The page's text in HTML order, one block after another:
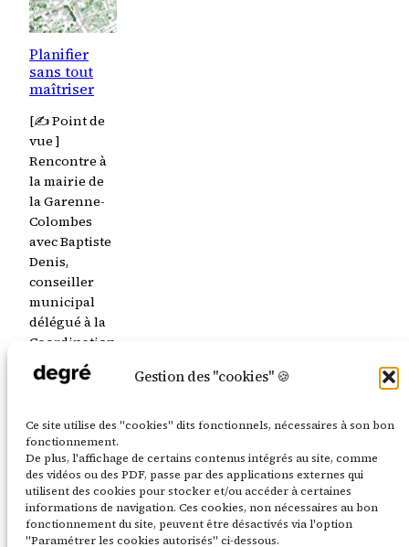
Gestion des "cookies" 🍪
Ce site utilise des "cookies" dits fonctionnels, nécessaires à son bon
fonctionnement.
De plus, l'affichage de certains contenus intégrés au site, comme
des vidéos ou des PDF, passe par des applications externes qui
utilisent des cookies pour stocker et/ou accéder à certaines
informations de navigation. Ces cookies, non nécessaires au bon
fonctionnement du site, peuvent être désactivés via l'option
"Paramétrer les cookies autorisés" ci-dessous.
Planifier
sans tout
maîtriser
[✍️ Point de
vue ]
Rencontre à
la mairie de
la Garenne-
Colombes
avec Baptiste
Denis,
conseiller
municipal
délégué à la
Coordination
du Plan de
transition
et Emmanuel
Boulard et
Marine
Soulé, du
pôle
urbanisme.
20 août 2025